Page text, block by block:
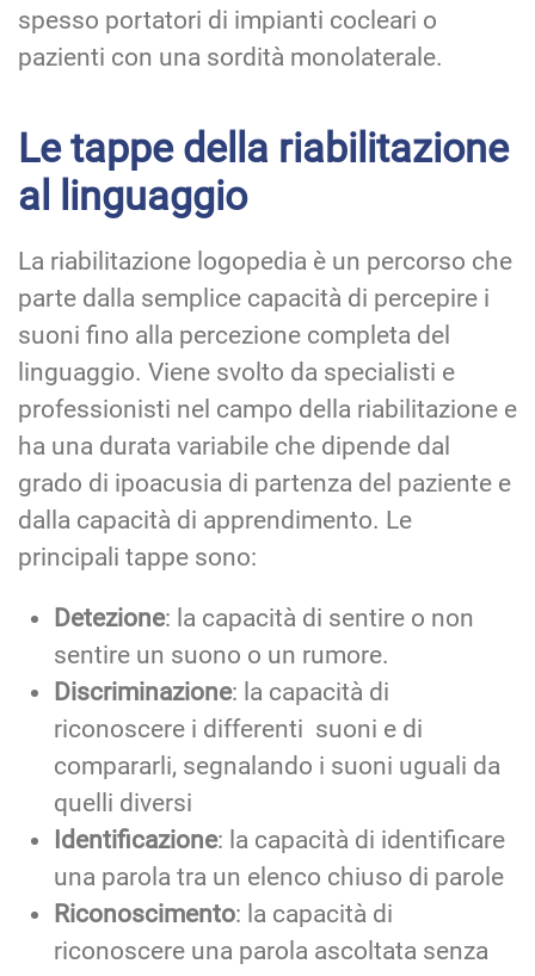
spesso portatori di impianti cocleari o
pazienti con una sordità monolaterale.
Le tappe della riabilitazione
al linguaggio
La riabilitazione logopedia è un percorso che
parte dalla semplice capacità di percepire i
suoni fino alla percezione completa del
linguaggio. Viene svolto da specialisti e
professionisti nel campo della riabilitazione e
ha una durata variabile che dipende dal
grado di ipoacusia di partenza del paziente e
dalla capacità di apprendimento. Le
principali tappe sono:
Detezione: la capacità di sentire o non
sentire un suono o un rumore.
Discriminazione: la capacità di
riconoscere i differenti suoni e di
compararli, segnalando i suoni uguali da
quelli diversi
Identificazione: la capacità di identificare
una parola tra un elenco chiuso di parole
Riconoscimento: la capacità di
riconoscere una parola ascoltata senza